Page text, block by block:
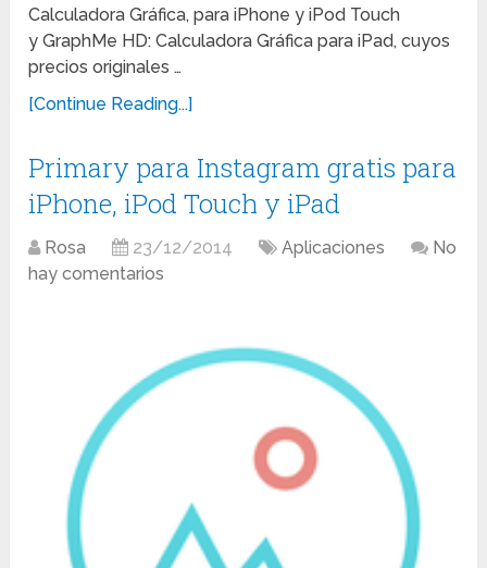
Calculadora Gráfica, para iPhone y iPod Touch
y GraphMe HD: Calculadora Gráfica para iPad, cuyos
precios originales …
[Continue Reading...]
Primary para Instagram gratis para
iPhone, iPod Touch y iPad
Rosa 23/12/2014 Aplicaciones
No
hay comentarios